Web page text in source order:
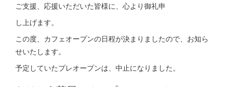
ご支援、応援いただいた皆様に、心より御礼申
し上げます。
この度、カフェオープンの日程が決まりましたので、お知ら
せいたします。
予定していたプレオープンは、中止になりました。